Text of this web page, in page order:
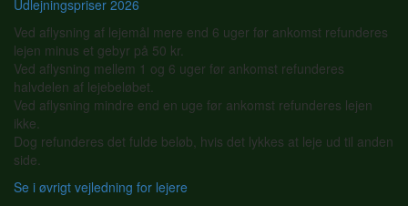
Udlejningspriser 2026
Ved aflysning af lejemål mere end 6 uger før ankomst refunderes
lejen minus et gebyr på 50 kr.
Ved aflysning mellem 1 og 6 uger før ankomst refunderes
halvdelen af lejebeløbet.
Ved aflysning mindre end en uge før ankomst refunderes lejen
ikke.
Dog refunderes det fulde beløb, hvis det lykkes at leje ud til anden
side.
Se i øvrigt vejledning for lejere